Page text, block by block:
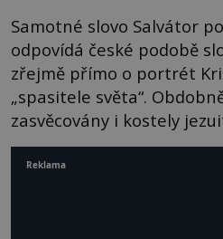
Samotné slovo Salvátor
odpovídá české podobě
zřejmě přímo o portrét
„spasitele světa“.
zasvěcovány i kostely
Reklama